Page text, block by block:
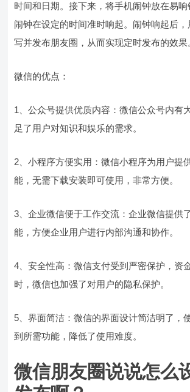
时间和日期。接下来，将手机闹钟放在易
闹钟在设定的时间准时响起。闹钟响起后
写并发布朋友圈，从而实现定时发布的效果
微信的优点：
1、公众号提供优质内容：微信公众号内有
足了用户对知识和娱乐的需求。
2、小程序方便实用：微信小程序为用户提
能，无需下载安装即可使用，非常方便。
3、企业微信便于工作交流：企业微信提供
能，方便企业用户进行内部沟通和协作。
4、安全性高：微信支付受到严密保护，资
时，微信也加强了对用户的隐私保护。
5、界面简洁：微信的界面设计简洁明了，
到所需功能，降低了使用难度。
微信朋友圈说说怎么